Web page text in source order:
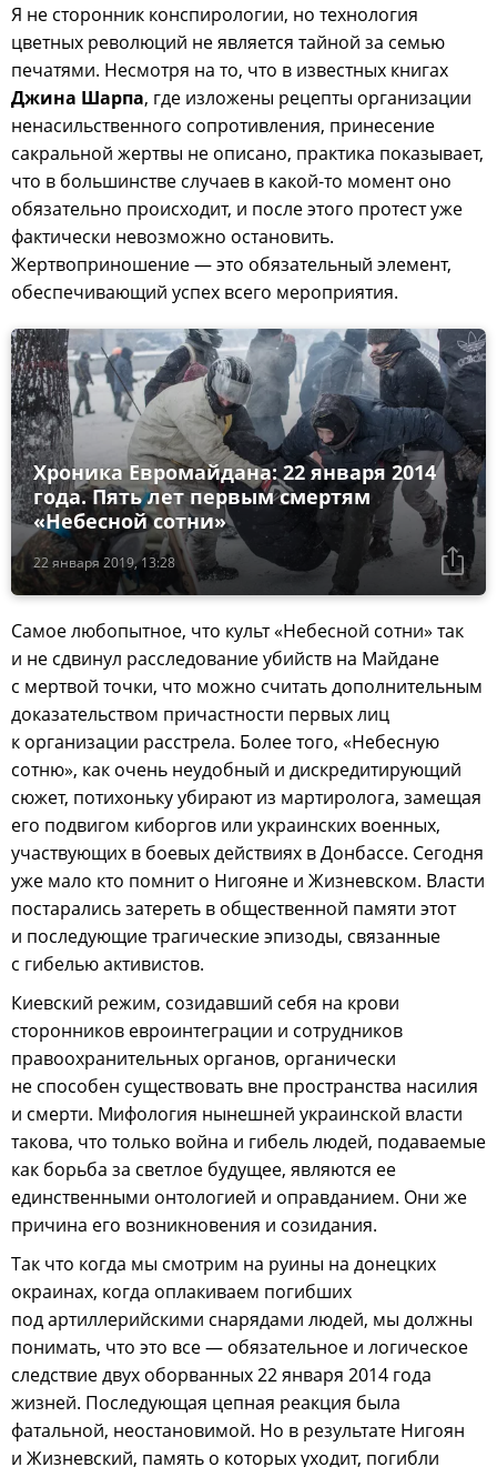
Я не сторонник конспирологии, но технология
цветных революций не является тайной за семью
печатями. Несмотря на то, что в известных книгах
Джина Шарпа, где изложены рецепты организации
ненасильственного сопротивления, принесение
сакральной жертвы не описано, практика показывает,
что в большинстве случаев в какой-то момент оно
обязательно происходит, и после этого протест уже
фактически невозможно остановить.
Жертвоприношение — это обязательный элемент,
обеспечивающий успех всего мероприятия.
22 января 2019, 13:28
Хроника Евромайдана: 22 января 2014
года. Пять лет первым смертям
«Небесной сотни»
Самое любопытное, что культ «Небесной сотни» так
и не сдвинул расследование убийств на Майдане
с мертвой точки, что можно считать дополнительным
доказательством причастности первых лиц
к организации расстрела. Более того, «Небесную
сотню», как очень неудобный и дискредитирующий
сюжет, потихоньку убирают из мартиролога, замещая
его подвигом киборгов или украинских военных,
участвующих в боевых действиях в Донбассе. Сегодня
уже мало кто помнит о Нигояне и Жизневском. Власти
постарались затереть в общественной памяти этот
и последующие трагические эпизоды, связанные
с гибелью активистов.
Киевский режим, созидавший себя на крови
сторонников евроинтеграции и сотрудников
правоохранительных органов, органически
не способен существовать вне пространства насилия
и смерти. Мифология нынешней украинской власти
такова, что только война и гибель людей, подаваемые
как борьба за светлое будущее, являются ее
единственными онтологией и оправданием. Они же
причина его возникновения и созидания.
Так что когда мы смотрим на руины на донецких
окраинах, когда оплакиваем погибших
под артиллерийскими снарядами людей, мы должны
понимать, что это все — обязательное и логическое
следствие двух оборванных 22 января 2014 года
жизней. Последующая цепная реакция была
фатальной, неостановимой. Но в результате Нигоян
и Жизневский, память о которых уходит, погибли